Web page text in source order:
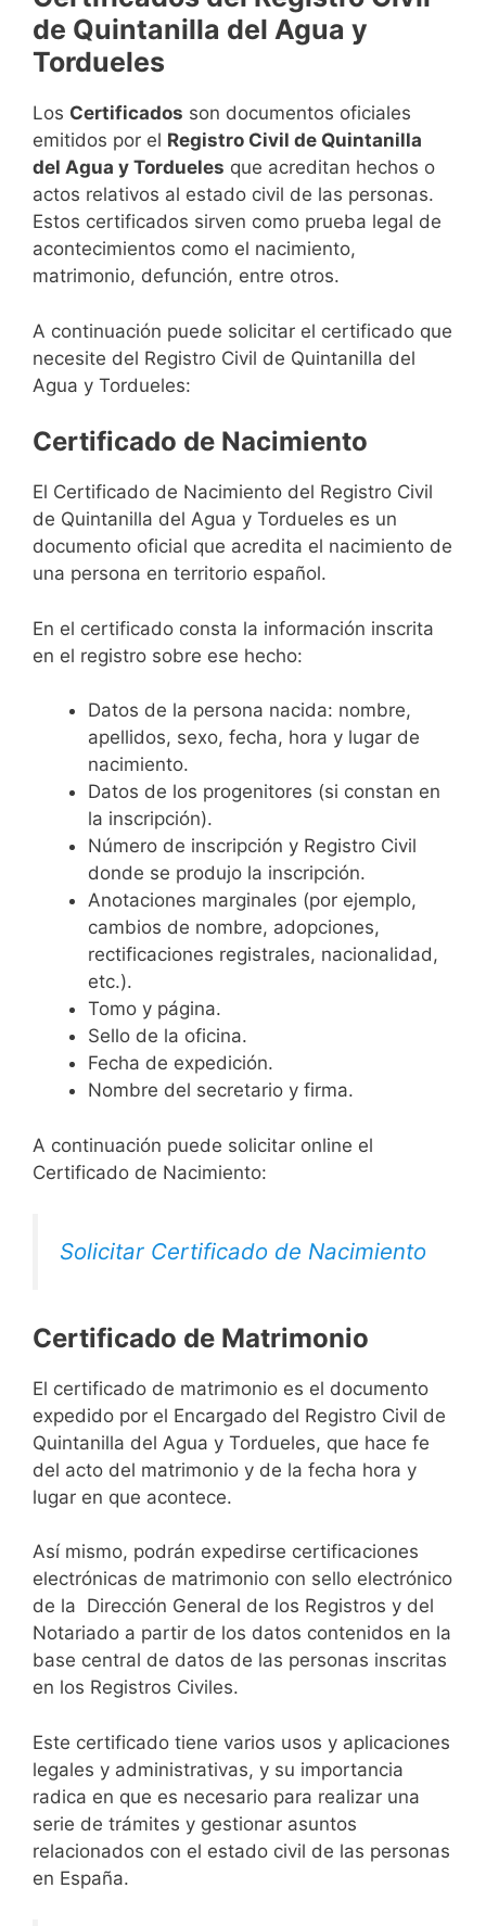
de Quintanilla del Agua y
Tordueles
Los Certificados son documentos oficiales
emitidos por el Registro Civil de Quintanilla
del Agua y Tordueles que acreditan hechos o
actos relativos al estado civil de las personas.
Estos certificados sirven como prueba legal de
acontecimientos como el nacimiento,
matrimonio, defunción, entre otros.
A continuación puede solicitar el certificado que
necesite del Registro Civil de Quintanilla del
Agua y Tordueles:
Certificado de Nacimiento
El Certificado de Nacimiento del Registro Civil
de Quintanilla del Agua y Tordueles es un
documento oficial que acredita el nacimiento de
una persona en territorio español.
En el certificado consta la información inscrita
en el registro sobre ese hecho:
Datos de la persona nacida: nombre,
apellidos, sexo, fecha, hora y lugar de
nacimiento.
Datos de los progenitores (si constan en
la inscripción).
Número de inscripción y Registro Civil
donde se produjo la inscripción.
Anotaciones marginales (por ejemplo,
cambios de nombre, adopciones,
rectificaciones registrales, nacionalidad,
etc.).
Tomo y página.
Sello de la oficina.
Fecha de expedición.
Nombre del secretario y firma.
A continuación puede solicitar online el
Certificado de Nacimiento:
Solicitar Certificado de Nacimiento
Certificado de Matrimonio
El certificado de matrimonio es el documento
expedido por el Encargado del Registro Civil de
Quintanilla del Agua y Tordueles, que hace fe
del acto del matrimonio y de la fecha hora y
lugar en que acontece.
Así mismo, podrán expedirse certificaciones
electrónicas de matrimonio con sello electrónico
de la Dirección General de los Registros y del
Notariado a partir de los datos contenidos en la
base central de datos de las personas inscritas
en los Registros Civiles.
Este certificado tiene varios usos y aplicaciones
legales y administrativas, y su importancia
radica en que es necesario para realizar una
serie de trámites y gestionar asuntos
relacionados con el estado civil de las personas
en España.